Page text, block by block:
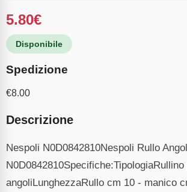
5.80€
Disponibile
Spedizione
€8.00
Descrizione
Nespoli N0D0842810Nespoli Rullo
N0D0842810Specifiche:TipologiaRullino
angoliLunghezzaRullo cm 10 - manico